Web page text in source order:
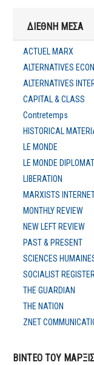
ΔΙΕΘΝΗ ΜΕΣΑ
ACTUEL MARX
ALTERNATIVES
ALTERNATIVES
CAPITAL & CLASS
Contretemps
HISTORICAL
LE MONDE
LE MONDE
LIBERATION
MARXISTS
MONTHLY REVIEW
NEW LEFT REVIEW
PAST & PRESENT
SCIENCES
SOCIALIST REGISTER
THE GUARDIAN
THE NATION
ZNET
ΒΙΝΤΕΟ ΤΟΥ